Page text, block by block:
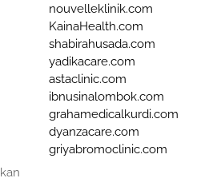
nouvelleklinik.com
KainaHealth.com
shabirahusada.com
yadikacare.com
astaclinic.com
ibnusinalombok.com
grahamedicalkurdi.com
dyanzacare.com
griyabromoclinic.com